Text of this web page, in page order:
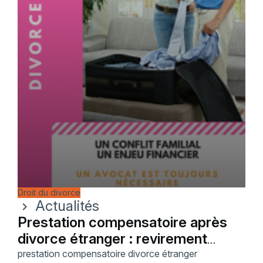
Droit du divorce
chevron_right
Actualités
Prestation compensatoire après
divorce étranger : revirement
confirmé
prestation compensatoire divorce étranger